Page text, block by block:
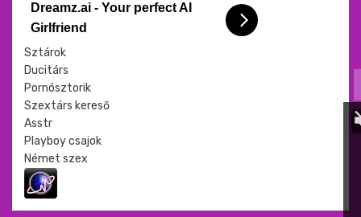
Dreamz.ai - Your perfect AI
Girlfriend
Sztárok
Ducitárs
Pornósztorik
Szextárs kereső
Asstr
Playboy csajok
Német szex